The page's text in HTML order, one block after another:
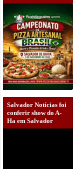
Salvador Notícias foi
conferir show do A-
Ha em Salvador